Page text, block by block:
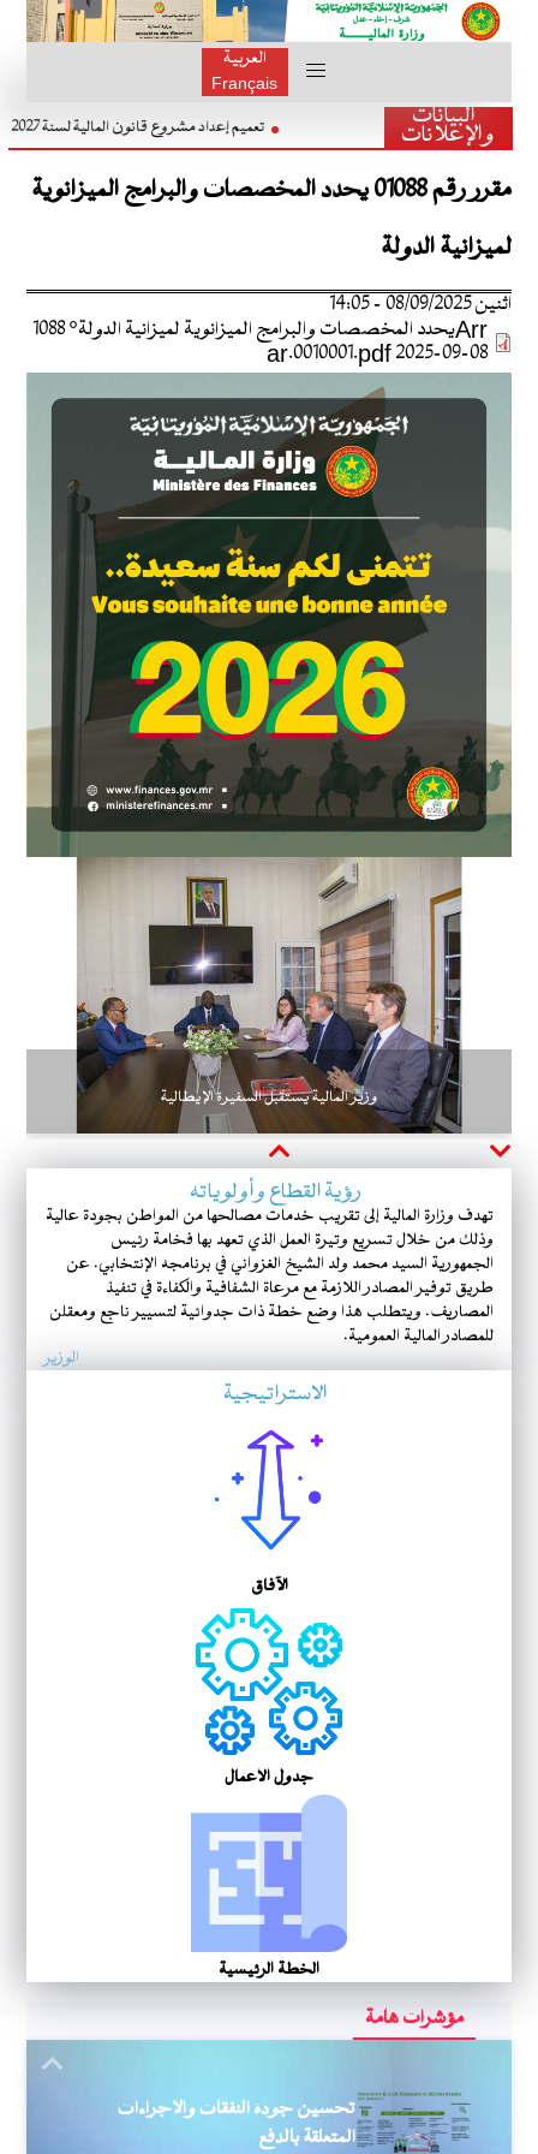
العربية
Français
البيانات
والإعلانات تعميم إعداد مشروع قانون المالية لسنة 2027
مقرر رقم 01088 يحدد المخصصات والبرامج الميزانوية
لميزانية الدولة
اثنين 08/09/2025 - 14:05
Arrيحدد المخصصات والبرامج الميزانوية لميزانية الدولة° 1088
08-09-2025 ar.0010001.pdf
وزير المالية يستقبل السفيرة الإيطالية
رؤية القطاع وأولوياته
تهدف وزارة المالية إلى تقريب خدمات مصالحها من المواطن بجودة عالية
وذلك من خلال تسريع وتيرة العمل الذي تعهد بها فخامة رئيس
الجمهورية السيد محمد ولد الشيخ الغزواني في برنامجه الإنتخابي. عن
طريق توفير المصادر اللازمة مع مرعاة الشفافية والكفاءة في تنفيذ
المصاريف. ويتطلب هذا وضع خطة ذات جدوائية لتسيير ناجع ومعقلن
للمصادر المالية العمومية.
الوزير
الاستراتيجية
الآفاق
جدول الأعمال
الخطة الرئيسية
مؤشرات هامة
تحسين جودة النفقات والإجراءات
المتعلقة بالدفع
Next